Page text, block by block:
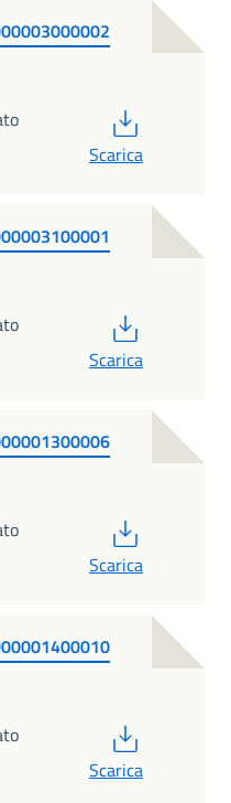
Scarica
Scarica
Scarica
Scarica